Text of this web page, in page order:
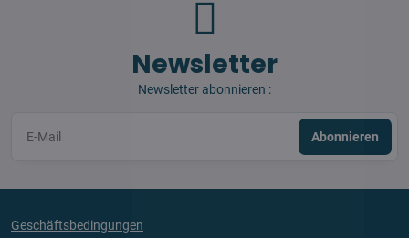
Newsletter
Newsletter abonnieren :
Abonnieren
Geschäftsbedingungen